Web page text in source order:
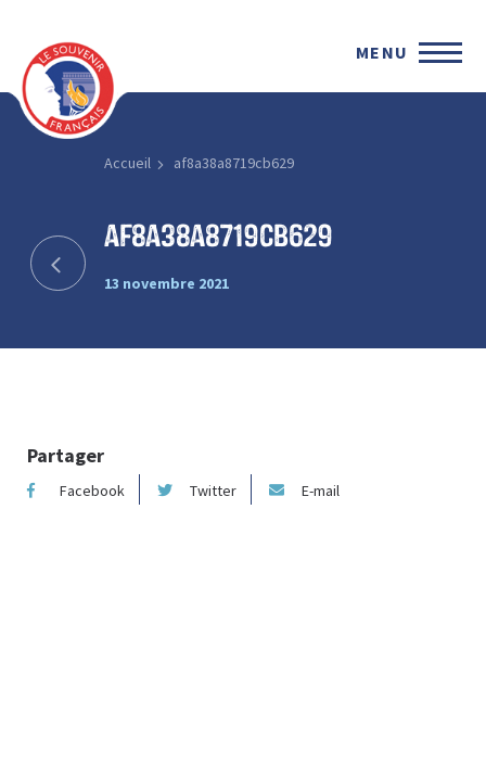
MENU
Accueil af8a38a8719cb629
af8a38a8719cb629
13 novembre 2021
Partager
Facebook Twitter E-mail